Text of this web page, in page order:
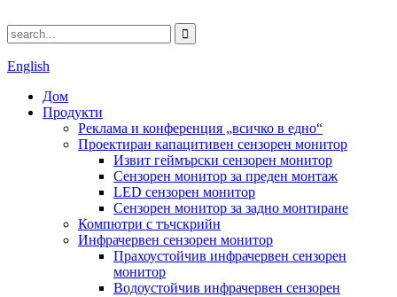
English
Дом
Продукти
Реклама и конференция „всичко в едно“
Проектиран капацитивен сензорен монитор
Извит геймърски сензорен монитор
Сензорен монитор за преден монтаж
LED сензорен монитор
Сензорен монитор за задно монтиране
Компютри с тъчскрийн
Инфрачервен сензорен монитор
Прахоустойчив инфрачервен сензорен
монитор
Водоустойчив инфрачервен сензорен